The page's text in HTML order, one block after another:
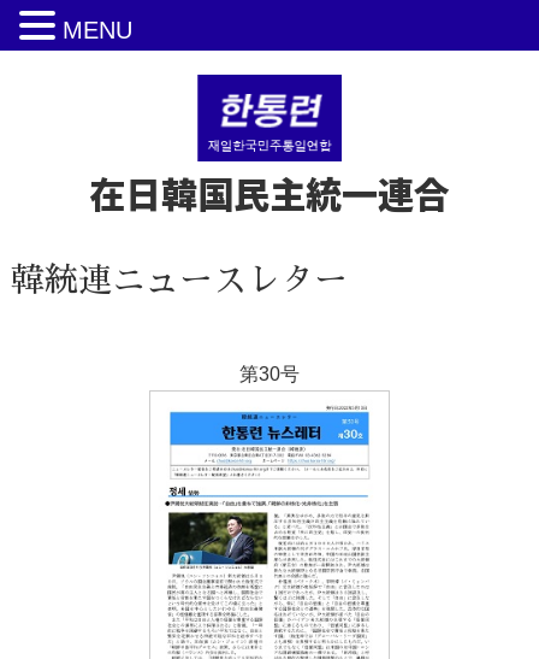
在日韓国民主統一連合
韓統連ニュースレター
第30号
MENU